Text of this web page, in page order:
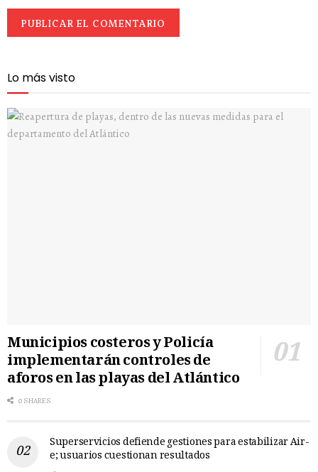
Lo más visto
Municipios costeros y Policía
implementarán controles de
aforos en las playas del Atlántico
0 SHARES
Superservicios defiende gestiones para estabilizar Air-
e; usuarios cuestionan resultados